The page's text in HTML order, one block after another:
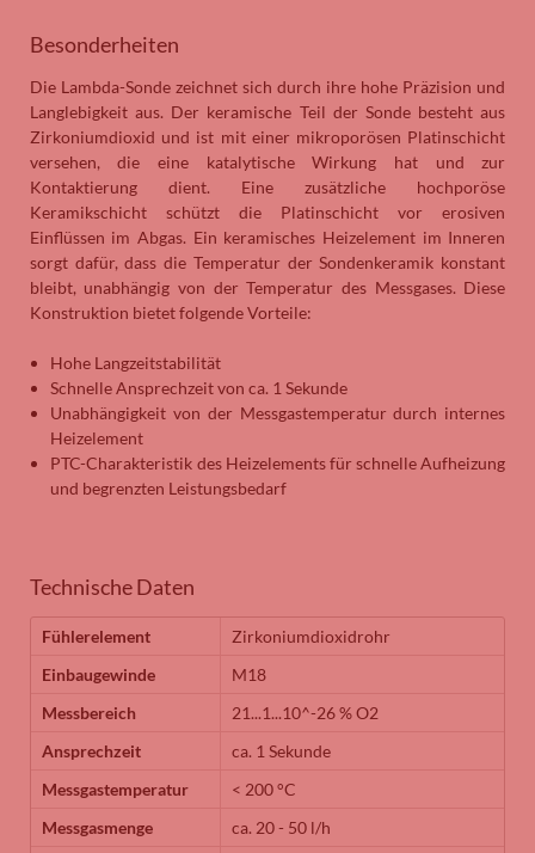
Besonderheiten
Die Lambda-Sonde zeichnet sich durch ihre hohe Präzision und
Langlebigkeit aus. Der keramische Teil der Sonde besteht aus
Zirkoniumdioxid und ist mit einer mikroporösen Platinschicht
versehen, die eine katalytische Wirkung hat und zur
Kontaktierung dient. Eine zusätzliche hochporöse
Keramikschicht schützt die Platinschicht vor erosiven
Einflüssen im Abgas. Ein keramisches Heizelement im Inneren
sorgt dafür, dass die Temperatur der Sondenkeramik konstant
bleibt, unabhängig von der Temperatur des Messgases. Diese
Konstruktion bietet folgende Vorteile:
Hohe Langzeitstabilität
Schnelle Ansprechzeit von ca. 1 Sekunde
Unabhängigkeit von der Messgastemperatur durch internes
Heizelement
PTC-Charakteristik des Heizelements für schnelle Aufheizung
und begrenzten Leistungsbedarf
Technische Daten
Fühlerelement
Zirkoniumdioxidrohr
Einbaugewinde
M18
Messbereich
21...1...10^-26 % O2
Ansprechzeit
ca. 1 Sekunde
Messgastemperatur
< 200 °C
Messgasmenge
ca. 20 - 50 l/h